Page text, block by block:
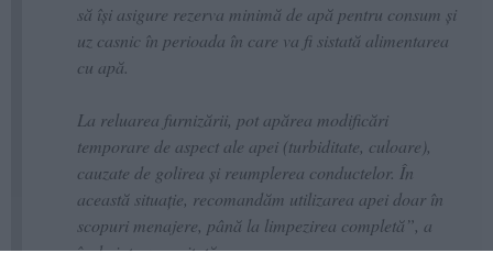
să își asigure rezerva minimă de apă pentru consum și
uz casnic în perioada în care va fi sistată alimentarea
cu apă.
La reluarea furnizării, pot apărea modificări
temporare de aspect ale apei (turbiditate, culoare),
cauzate de golirea și reumplerea conductelor. În
această situație, recomandăm utilizarea apei doar în
scopuri menajere, până la limpezirea completă”, a
încheiat sursa citată.